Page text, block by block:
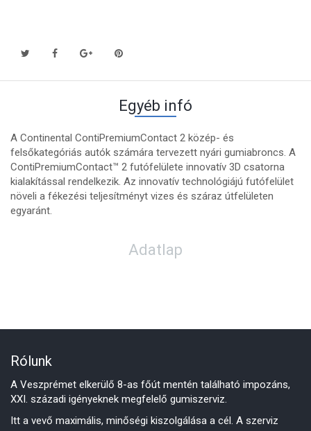
Egyéb infó
A Continental ContiPremiumContact 2 közép- és
felsőkategóriás autók számára tervezett nyári gumiabroncs. A
ContiPremiumContact™ 2 futófelülete innovatív 3D csatorna
kialakítással rendelkezik. Az innovatív technológiájú futófelület
növeli a fékezési teljesítményt vizes és száraz útfelületen
egyaránt.
Adatlap
Rólunk
A Veszprémet elkerülő 8-as főút mentén található impozáns,
XXI. századi igényeknek megfelelő gumiszerviz.
Itt a vevő maximális, minőségi kiszolgálása a cél. A szerviz